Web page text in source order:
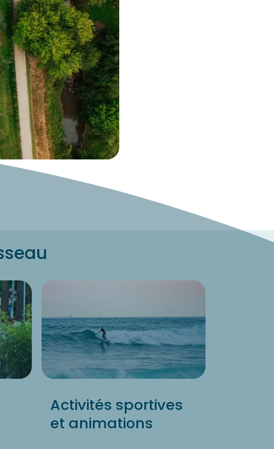
Activités sportives
et animations